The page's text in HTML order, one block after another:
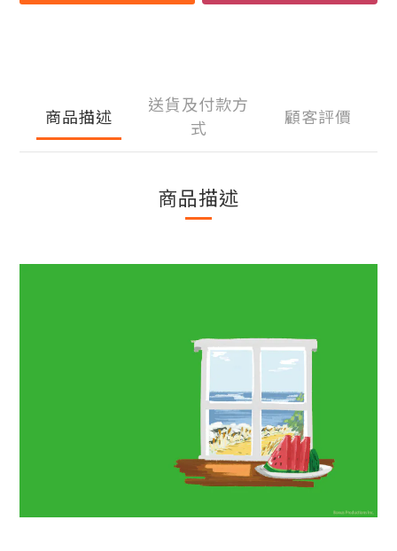
商品描述
送貨及付款方
式
顧客評價
商品描述